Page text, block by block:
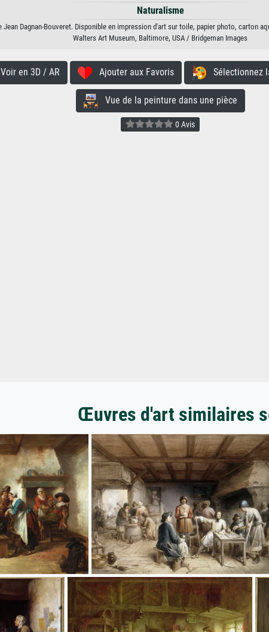
Naturalisme
Jean Dagnan-Bouveret. Disponible en impression d'art sur toile, papier photo, carton
Walters Art Museum, Baltimore, USA / Bridgeman Images
en 3D / AR Ajouter aux Favoris Sélectionnez
Vue de la peinture dans une pièce
0 Avis
Œuvres d'art similaires